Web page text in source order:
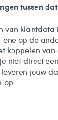
tussen
van klantdata
op de
koppelen van
niet direct
jouw
op.